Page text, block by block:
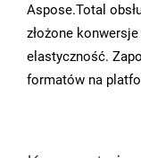
Aspose.Total
złożone
elastyczność.
formatów na